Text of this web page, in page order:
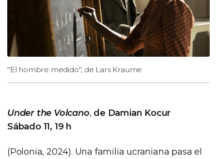
"El hombre medido", de Lars Kraume
Under the Volcano, de Damian Kocur
Sábado 11, 19 h
(Polonia, 2024). Una familia ucraniana pasa el